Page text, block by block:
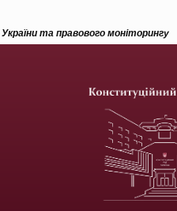
та правового моніторингу